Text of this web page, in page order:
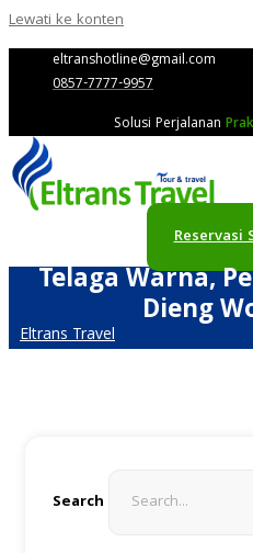
Lewati ke konten
eltranshotline@gmail.com
0857-7777-9957
Solusi Perjalanan
Reservasi
Telaga Warna,
Dieng
Eltrans Travel
Search